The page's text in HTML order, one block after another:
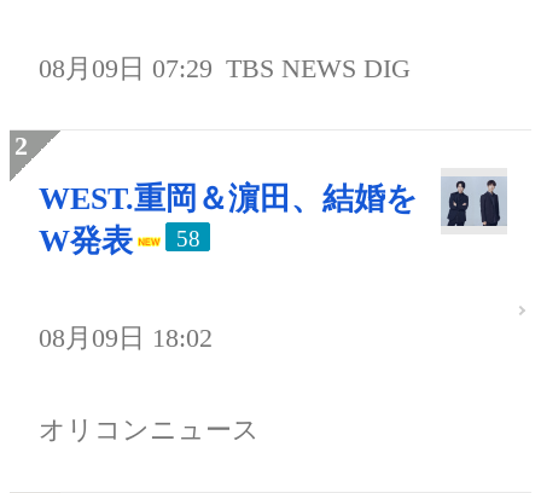
08月09日 07:29 TBS NEWS DIG
WEST.重岡＆濵田、結婚を
W発表
58
08月09日 18:02
オリコンニュース